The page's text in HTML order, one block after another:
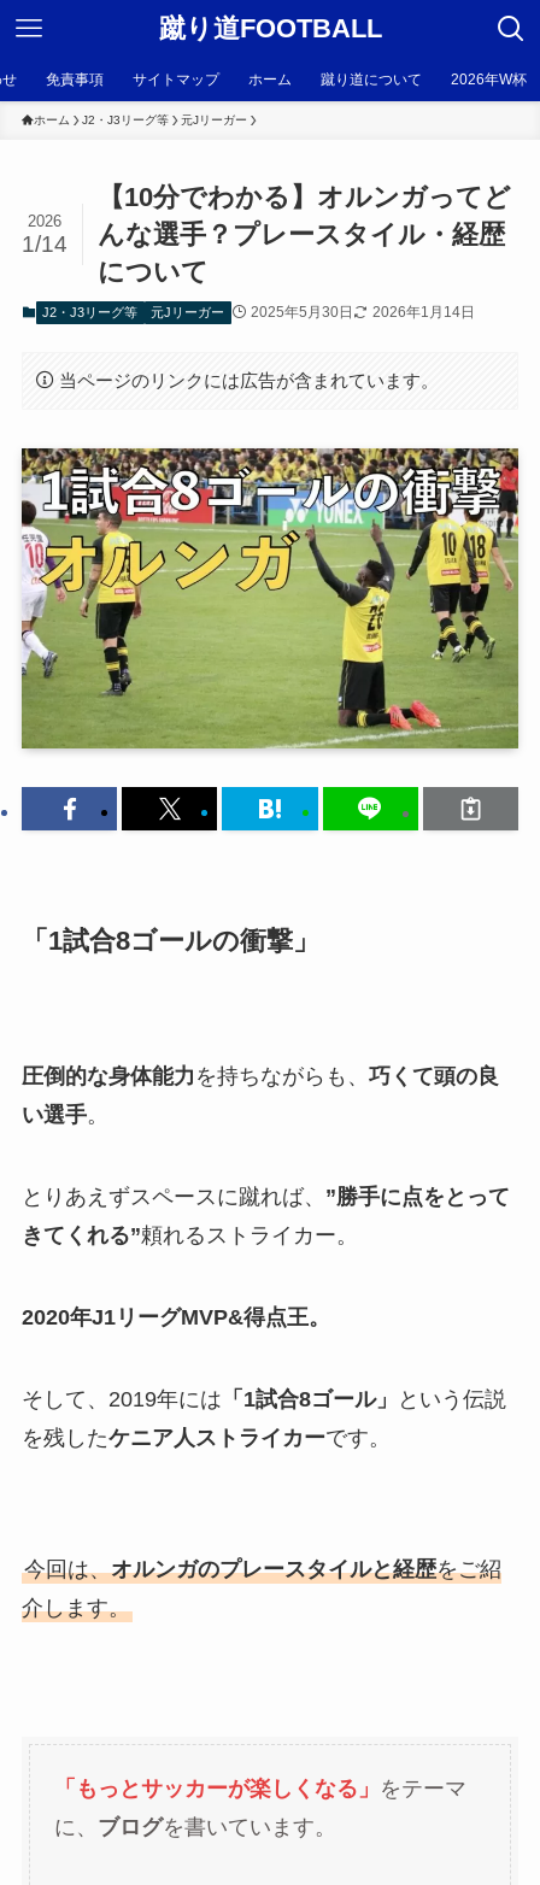
蹴り道FOOTBALL
免責事項 サイトマップ ホーム 蹴り道について 2026年W杯
ホーム J2・J3リーグ等 元Jリーガー
【10分でわかる】オルンガってど
んな選手？プレースタイル・経歴
について
2026
1/14
J2・J3リーグ等 元Jリーガー 2025年5月30日 2026年1月14日
当ページのリンクには広告が含まれています。
「1試合8ゴールの衝撃」
圧倒的な身体能力 を持ちながらも、 巧くて頭の良
い選手。
とりあえずスペースに蹴れば、 ”勝手に点をとって
きてくれる”頼れるストライカー。
2020年J1リーグMVP&得点王。
そして、2019年には 「1試合8ゴール」
という伝説
を残したケニア人ストライカーです。
今回は、オルンガのプレースタイルと経歴をご紹
介します。
「もっとサッカーが楽しくなる」 をテーマ
に、 ブログを書いています。